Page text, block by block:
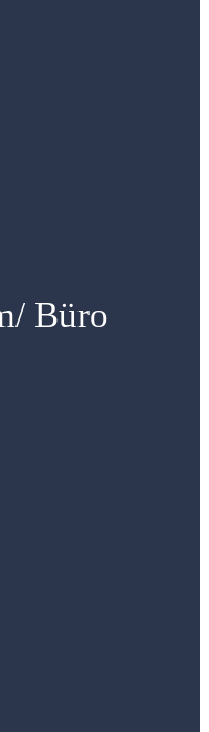
Büro